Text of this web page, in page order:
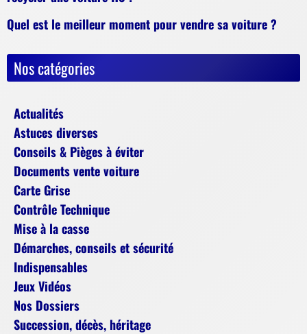
Quel est le meilleur moment pour vendre sa voiture ?
Nos catégories
Actualités
Astuces diverses
Conseils & Pièges à éviter
Documents vente voiture
Carte Grise
Contrôle Technique
Mise à la casse
Démarches, conseils et sécurité
Indispensables
Jeux Vidéos
Nos Dossiers
Succession, décès, héritage